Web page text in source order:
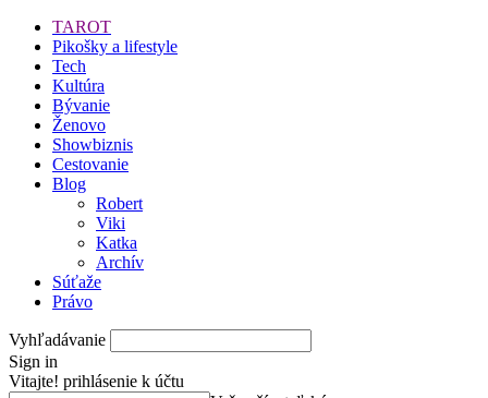
TAROT
Pikošky a lifestyle
Tech
Kultúra
Bývanie
Ženovo
Showbiznis
Cestovanie
Blog
Robert
Viki
Katka
Archív
Súťaže
Právo
Vyhľadávanie
Sign in
Vitajte! prihlásenie k účtu